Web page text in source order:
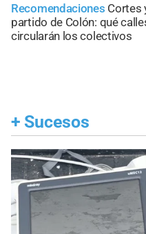
Recomendaciones Cortes
partido de Colón: qué
circularán los colectivos
+ Sucesos